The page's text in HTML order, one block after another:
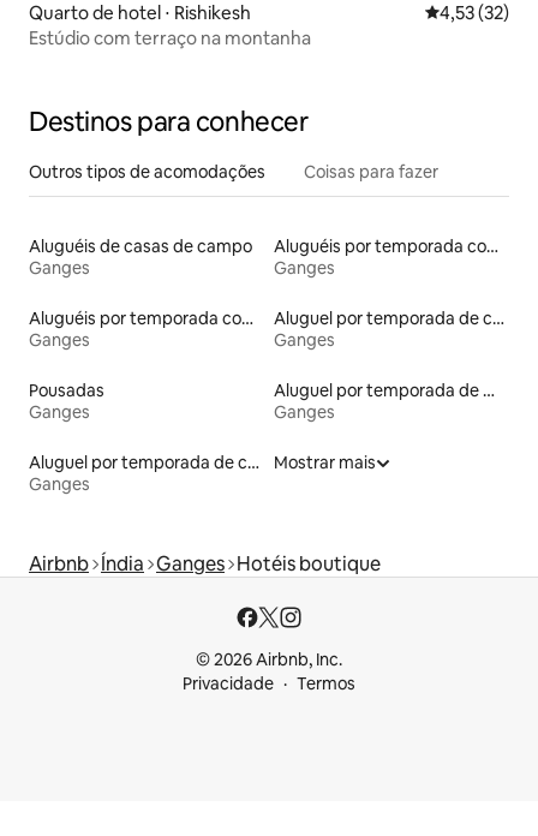
Quarto de hotel ⋅ Rishikesh 4,53 de uma
4,53 (32)
Estúdio com terraço na montanha
Destinos para conhecer
Outros tipos de acomodações Coisas para fazer
Aluguéis de casas de campo
Ganges
Aluguéis por temporada com banheiro para PCD
Ganges
Aluguéis por temporada com banheira de hidromassagem
Ganges
Aluguel por temporada de casas arredondadas
Ganges
Pousadas
Ganges
Aluguel por temporada de microcasas
Ganges
Aluguel por temporada de casas de hóspedes
Ganges
Mostrar mais
Airbnb Índia Ganges Hotéis boutique
© 2026 Airbnb, Inc.
Privacidade
Termos